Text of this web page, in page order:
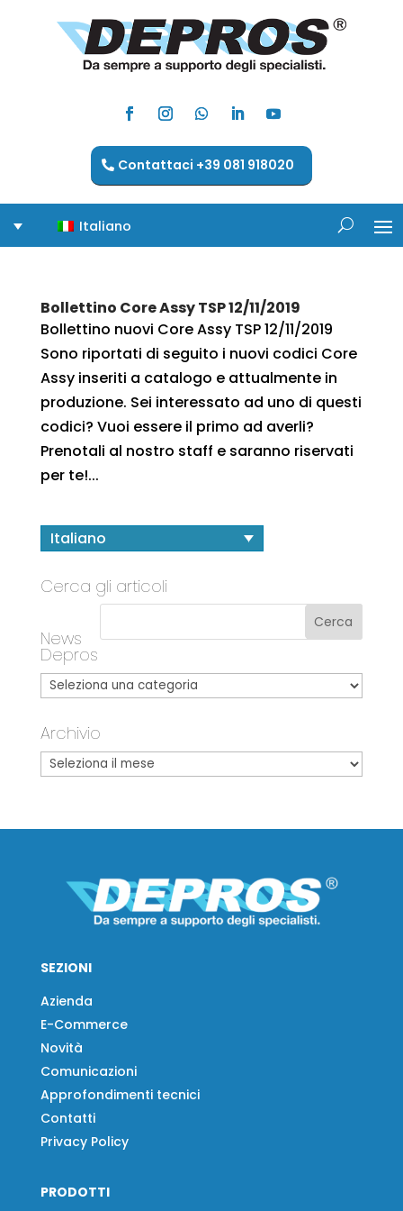
Contattaci +39 081 918020
Italiano
Bollettino Core Assy TSP 12/11/2019
Bollettino nuovi Core Assy TSP 12/11/2019
Sono riportati di seguito i nuovi codici Core
Assy inseriti a catalogo e attualmente in
produzione. Sei interessato ad uno di questi
codici? Vuoi essere il primo ad averli?
Prenotali al nostro staff e saranno riservati
per te!...
Italiano
Cerca gli articoli
News
Depros
Archivio
SEZIONI
Azienda
E-Commerce
Novità
Comunicazioni
Approfondimenti tecnici
Contatti
Privacy Policy
PRODOTTI